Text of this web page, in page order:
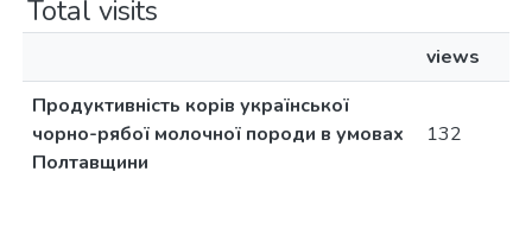
Total visits
views
Продуктивність корів української
чорно-рябої молочної породи в умовах
Полтавщини
132